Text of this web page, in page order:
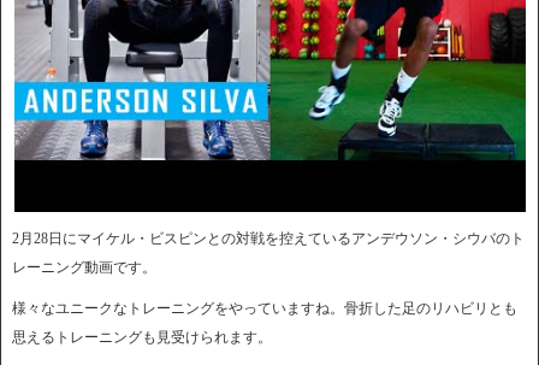
2月28日にマイケル・ビスピンとの対戦を控えているアンデウソン・シウバのト
レーニング動画です。
様々なユニークなトレーニングをやっていますね。骨折した足のリハビリとも
思えるトレーニングも見受けられます。